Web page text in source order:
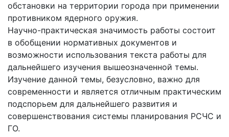
обстановки на территории города при применении
противником ядерного оружия.
Научно-практическая значимость работы состоит
в обобщении нормативных документов и
возможности использования текста работы для
дальнейшего изучения вышеозначенной темы.
Изучение данной темы, безусловно, важно для
современности и является отличным практическим
подспорьем для дальнейшего развития и
совершенствования системы планирования РСЧС и
ГО.